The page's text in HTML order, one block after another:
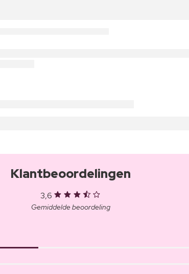
Klantbeoordelingen
3,6
Gemiddelde beoordeling